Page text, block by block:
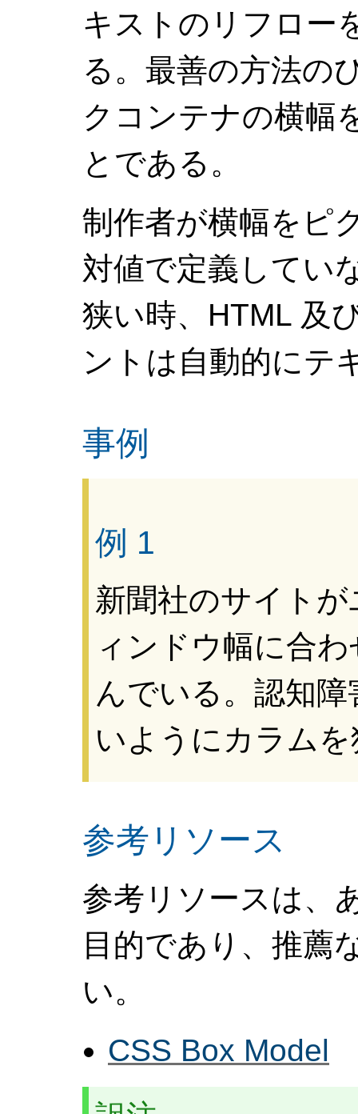
キストのリフロー
る。最善の方法の
クコンテナの横幅
とである。
制作者が横幅をピ
対値で定義してい
狭い時、HTML 及
ントは自動的にテ
事例
例 1
新聞社のサイト
ィンドウ幅に合
んでいる。認知
いようにカラム
参考リソース
参考リソースは、
目的であり、推薦
い。
CSS Box Model